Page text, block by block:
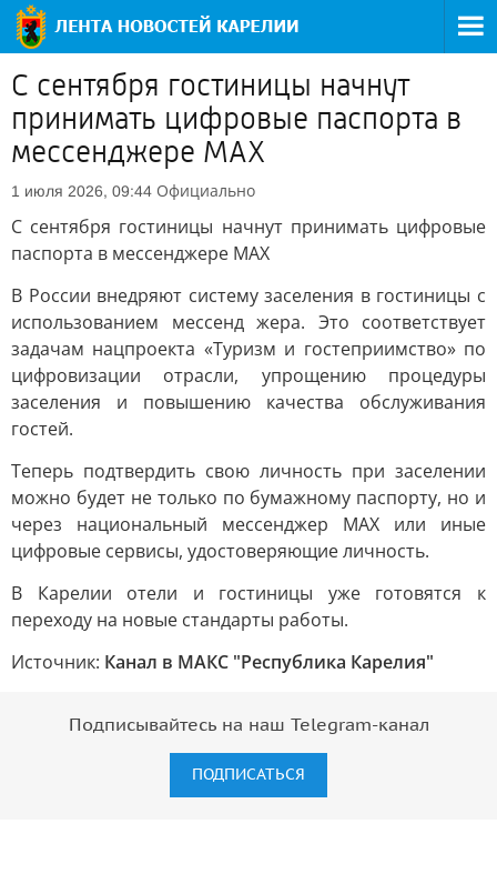
С сентября гостиницы начнут
принимать цифровые паспорта в
мессенджере MAХ
1 июля 2026, 09:44 Официально
С сентября гостиницы начнут принимать цифровые
паспорта в мессенджере MAХ
В России внедряют систему заселения в гостиницы с
использованием мессенд жера. Это соответствует
задачам нацпроекта «Туризм и гостеприимство» по
цифровизации отрасли, упрощению процедуры
заселения и повышению качества обслуживания
гостей.
Теперь подтвердить свою личность при заселении
можно будет не только по бумажному паспорту, но и
через национальный мессенджер МАХ или иные
цифровые сервисы, удостоверяющие личность.
В Карелии отели и гостиницы уже готовятся к
переходу на новые стандарты работы.
Источник: Канал в МАКС "Республика Карелия"
Подписывайтесь на наш Telegram-канал
ПОДПИСАТЬСЯ